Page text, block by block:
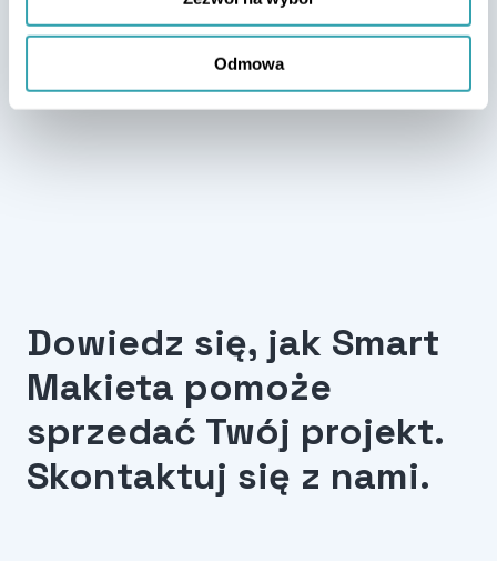
Odmowa
Dowiedz się, jak Smart
Makieta pomoże
sprzedać Twój projekt.
Skontaktuj się z nami.